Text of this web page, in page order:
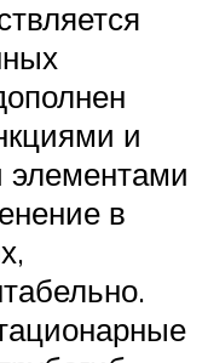
и
элементами
в